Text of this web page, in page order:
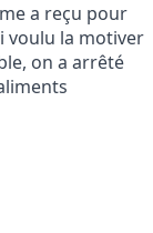
a reçu pour
voulu la motiver
on a arrêté